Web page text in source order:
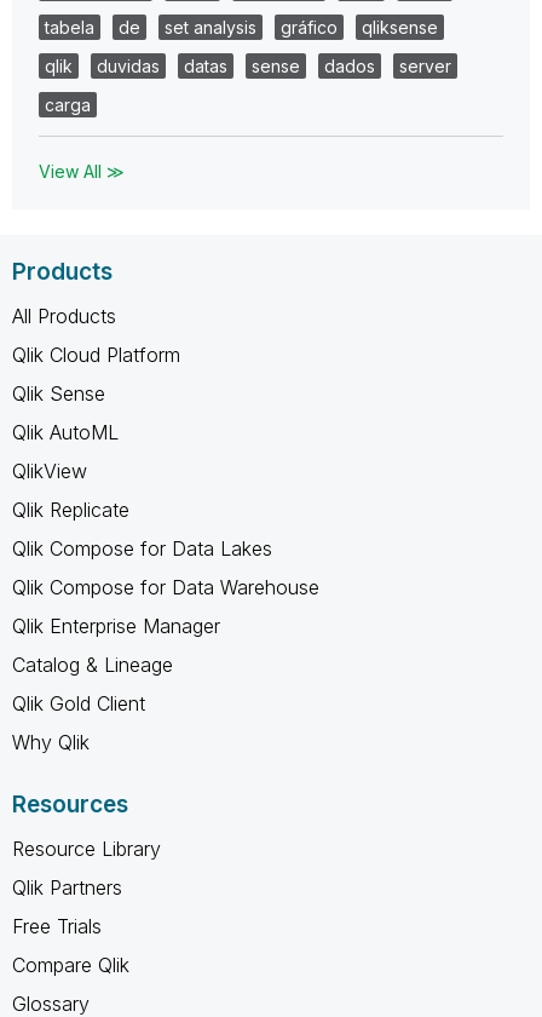
tabela
de set analysis gráfico
qliksense
qlik
duvidas datas sense dados
server
carga
View All ≫
Products
All Products
Qlik Cloud Platform
Qlik Sense
Qlik AutoML
QlikView
Qlik Replicate
Qlik Compose for Data Lakes
Qlik Compose for Data Warehouse
Qlik Enterprise Manager
Catalog & Lineage
Qlik Gold Client
Why Qlik
Resources
Resource Library
Qlik Partners
Free Trials
Compare Qlik
Glossary